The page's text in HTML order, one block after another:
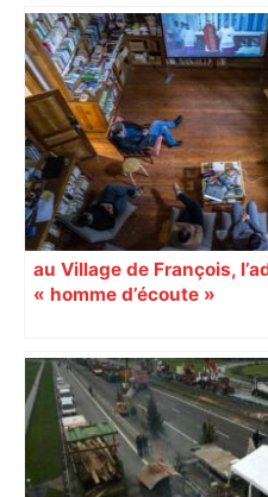
Ligue 1 : Lens débute
carton à Toulouse et
champion d’automne –
au Village de François,
« homme d’écoute »